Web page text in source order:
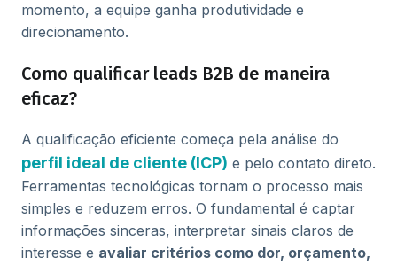
momento, a equipe ganha produtividade e
direcionamento.
Como qualificar leads B2B de maneira
eficaz?
A qualificação eficiente começa pela análise do
perfil ideal de cliente (ICP) e pelo contato direto.
Ferramentas tecnológicas tornam o processo mais
simples e reduzem erros. O fundamental é captar
informações sinceras, interpretar sinais claros de
interesse e avaliar critérios como dor, orçamento,